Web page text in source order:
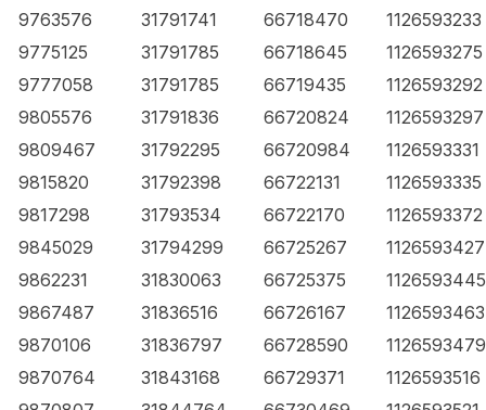
9763576
31791741 66718470
1126593233
9775125
31791785 66718645
1126593275
9777058
31791785 66719435
1126593292
9805576
31791836 66720824
1126593297
9809467
31792295 66720984
1126593331
9815820
31792398 66722131
1126593335
9817298
31793534 66722170
1126593372
9845029
31794299 66725267
1126593427
9862231
31830063 66725375
1126593445
9867487
31836516 66726167
1126593463
9870106
31836797 66728590
1126593479
9870764
31843168 66729371
1126593516